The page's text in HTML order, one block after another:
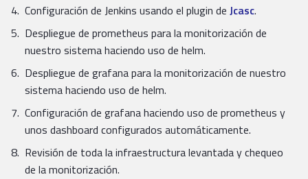
Configuración de Jenkins usando el plugin de Jcasc.
Despliegue de prometheus para la monitorización de
nuestro sistema haciendo uso de helm.
Despliegue de grafana para la monitorización de nuestro
sistema haciendo uso de helm.
Configuración de grafana haciendo uso de prometheus y
unos dashboard configurados automáticamente.
Revisión de toda la infraestructura levantada y chequeo
de la monitorización.